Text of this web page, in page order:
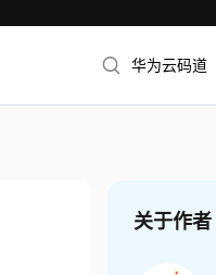
华为云码道
关于作者